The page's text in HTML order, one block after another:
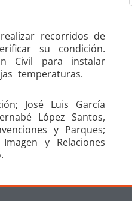
recorridos de
su condición.
Civil para instalar
temperaturas.
José Luis García
López Santos,
y Parques;
y Relaciones